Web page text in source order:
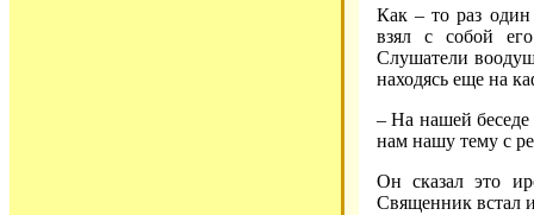
Как – то раз
взял с собой
Слушатели
находясь еще на
– На нашей
нам нашу тему с
Он сказал это
Священник встал